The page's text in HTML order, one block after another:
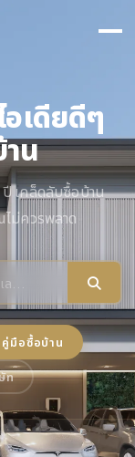
อเดียดีๆ
น
เคล็ดลับซื้อบ้าน
ม่ควรพลาด
คู่มือซื้อบ้าน
ท